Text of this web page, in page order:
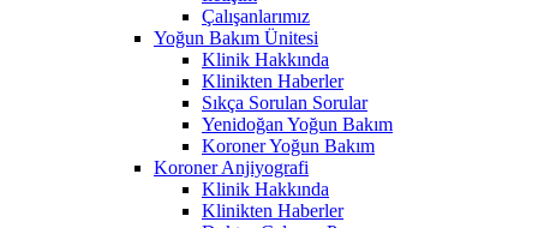
Çalışanlarımız
Yoğun Bakım Ünitesi
Klinik Hakkında
Klinikten Haberler
Sıkça Sorulan Sorular
Yenidoğan Yoğun Bakım
Koroner Yoğun Bakım
Koroner Anjiyografi
Klinik Hakkında
Klinikten Haberler